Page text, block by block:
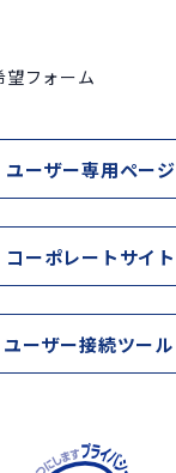
望フォーム
ユーザー専用ページ
コーポレートサイト
ユーザー接続ツール